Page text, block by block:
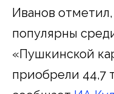
Иванов
популярны
«Пушкинской
приобрели 44,7